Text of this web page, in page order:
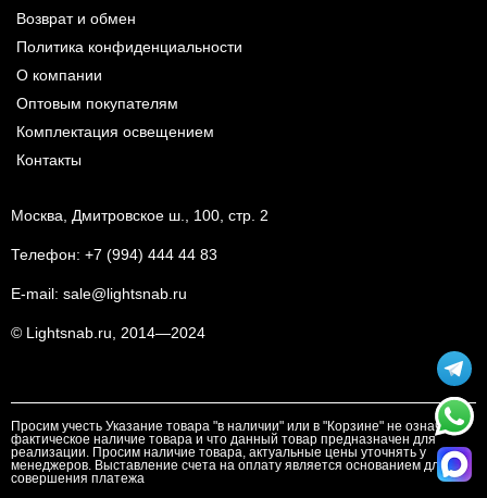
Возврат и обмен
Политика конфиденциальности
О компании
Оптовым покупателям
Комплектация освещением
Контакты
Москва, Дмитровское ш., 100, стр. 2
Телефон: +7 (994) 444 44 83
E-mail: sale@lightsnab.ru
© Lightsnab.ru, 2014—2024
Просим учесть Указание товара "в наличии" или в "Корзине" не означает
фактическое наличие товара и что данный товар предназначен для
реализации. Просим наличие товара, актуальные цены уточнять у
менеджеров. Выставление счета на оплату является основанием для
совершения платежа